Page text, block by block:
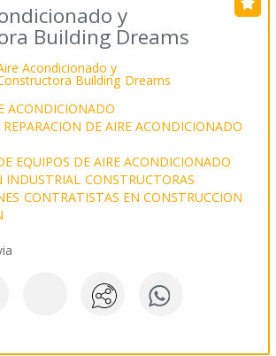
y
Building Dreams
ACONDICIONADO
DE AIRE ACONDICIONADO
EQUIPOS DE AIRE ACONDICIONADO
INDUSTRIAL CONSTRUCTORAS
CONTRATISTAS EN CONSTRUCCION